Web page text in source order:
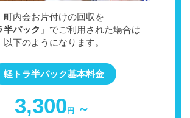
町内会お片付けの回収を
半パック 」でご利用された場合は
以下のようになります。
軽トラ半パック基本料金
3,300円 ～